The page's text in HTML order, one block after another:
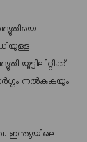
യൂട്ടിലിറ്റിക്ക്
നൽകുകയും
ഇന്ത്യയിലെ